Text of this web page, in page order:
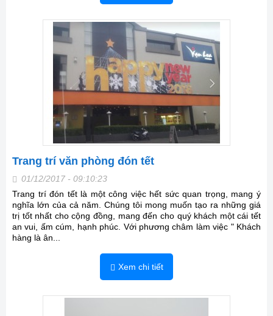
Trang trí văn phòng đón tết
01/12/2017 - 09:10:23
Trang trí đón tết là một công việc hết sức quan trọng, mang ý
nghĩa lớn của cả năm. Chúng tôi mong muốn tạo ra những giá
trị tốt nhất cho cộng đồng, mang đến cho quý khách một cái tết
an vui, ấm cúm, hạnh phúc. Với phương châm làm việc " Khách
hàng là ân...
Xem chi tiết